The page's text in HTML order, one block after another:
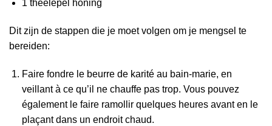
1 theelepel honing
Dit zijn de stappen die je moet volgen om je mengsel te
bereiden:
Faire fondre le beurre de karité au bain-marie, en
veillant à ce qu’il ne chauffe pas trop. Vous pouvez
également le faire ramollir quelques heures avant en le
plaçant dans un endroit chaud.